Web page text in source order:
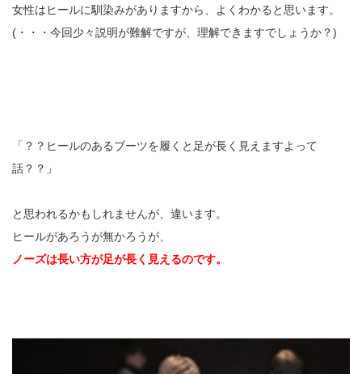
女性はヒールに馴染みがありますから、よくわかると思います。
(・・・今回少々説明が難解ですが、理解できますでしょうか？)
「？？ヒールのあるブーツを履くと足が長く見えますよって
話？？」
と思われるかもしれませんが、違います。
ヒールがあろうが無かろうが、
ノーズは長い方が足が長く見えるのです。